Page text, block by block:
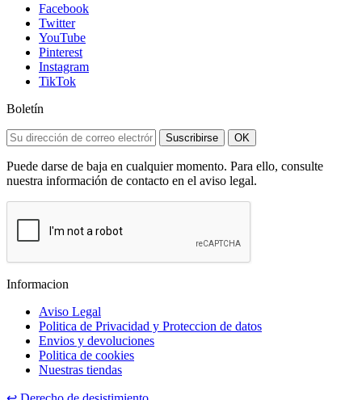
Facebook
Twitter
YouTube
Pinterest
Instagram
TikTok
Boletín
Suscribirse OK
Puede darse de baja en cualquier momento. Para ello, consulte
nuestra información de contacto en el aviso legal.
Informacion
Aviso Legal
Politica de Privacidad y Proteccion de datos
Envios y devoluciones
Politica de cookies
Nuestras tiendas